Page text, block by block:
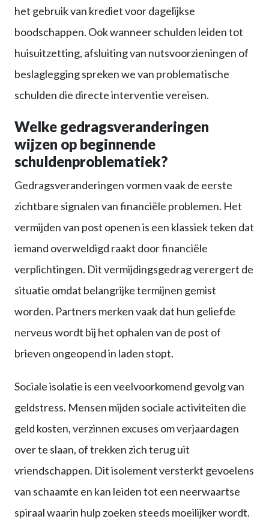
het gebruik van krediet voor dagelijkse
boodschappen. Ook wanneer schulden leiden tot
huisuitzetting, afsluiting van nutsvoorzieningen of
beslaglegging spreken we van problematische
schulden die directe interventie vereisen.
Welke gedragsveranderingen
wijzen op beginnende
schuldenproblematiek?
Gedragsveranderingen vormen vaak de eerste
zichtbare signalen van financiële problemen. Het
vermijden van post openen is een klassiek teken dat
iemand overweldigd raakt door financiële
verplichtingen. Dit vermijdingsgedrag verergert de
situatie omdat belangrijke termijnen gemist
worden. Partners merken vaak dat hun geliefde
nerveus wordt bij het ophalen van de post of
brieven ongeopend in laden stopt.
Sociale isolatie is een veelvoorkomend gevolg van
geldstress. Mensen mijden sociale activiteiten die
geld kosten, verzinnen excuses om verjaardagen
over te slaan, of trekken zich terug uit
vriendschappen. Dit isolement versterkt gevoelens
van schaamte en kan leiden tot een neerwaartse
spiraal waarin hulp zoeken steeds moeilijker wordt.